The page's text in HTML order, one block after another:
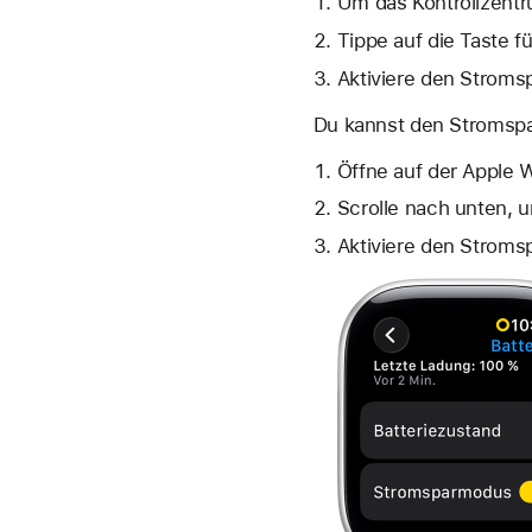
Tippe auf die Taste
Aktiviere den
Du kannst den
Öffne auf der Apple
Scrolle nach unten,
Aktiviere den